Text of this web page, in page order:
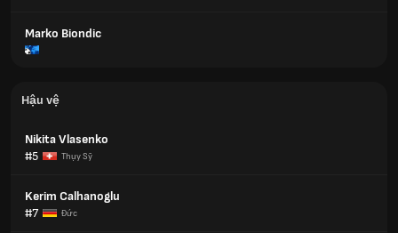
Marko Biondic
Hậu vệ
Nikita Vlasenko
#5
Thụy Sỹ
Kerim Calhanoglu
#7
Đức